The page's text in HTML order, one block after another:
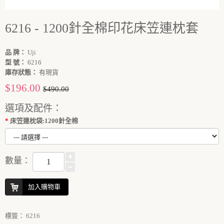
6216 - 1200針全棉印花床笠連枕套
品 牌： Uji
型 號： 6216
庫存狀態： 有現貨
$196.00 $490.00
選項及配件：
床笠連枕袋:1200針全棉
數量：
加入購物車
標簽： 6216